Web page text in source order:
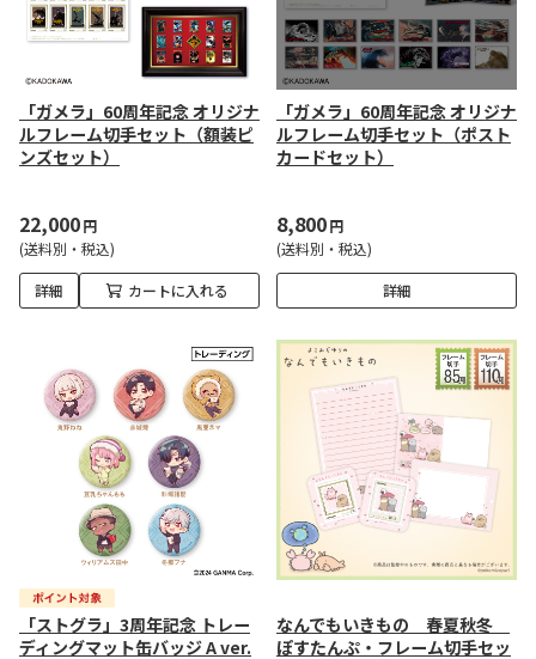
「ガメラ」60周年記念 オリジナ
ルフレーム切手セット（額装ピ
ンズセット）
22,000円
(送料別・税込)
詳細 カートに入れる
「ガメラ」60周年記念 オリジナ
ルフレーム切手セット（ポスト
カードセット）
8,800円
(送料別・税込)
詳細
「ストグラ」3周年記念 トレー
ディングマット缶バッジ A ver.
なんでもいきもの 春夏秋冬
ぽすたんぷ・フレーム切手セッ